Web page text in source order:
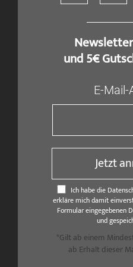
und 5€
E-Mail-
Jetzt
Ich habe die
erkläre mich damit
Formular eingegebenen
und
*Gilt ab einem
ab Erhalt dieser